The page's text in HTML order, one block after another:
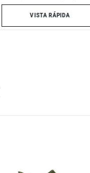
VISTA RÁPIDA